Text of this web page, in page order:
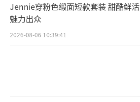
Jennie穿粉色缎面短款套装 甜酷鲜活
魅力出众
2026-08-06 10:39:41